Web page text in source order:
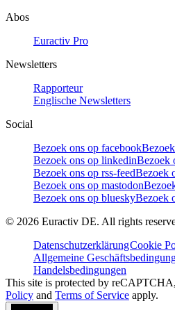
Abos
Euractiv Pro
Newsletters
Rapporteur
Englische Newsletters
Social
Bezoek ons op facebook
Bezoek ons op linkedinBezoek
Bezoek ons op rss-feedBezoek
Bezoek ons op mastodon
Bezoek ons op blueskyBezoek
© 2026 Euractiv DE. All rights
DatenschutzerklärungCookie
Allgemeine
Handelsbedingungen
This site is protected by
Policy and Terms of Service apply.